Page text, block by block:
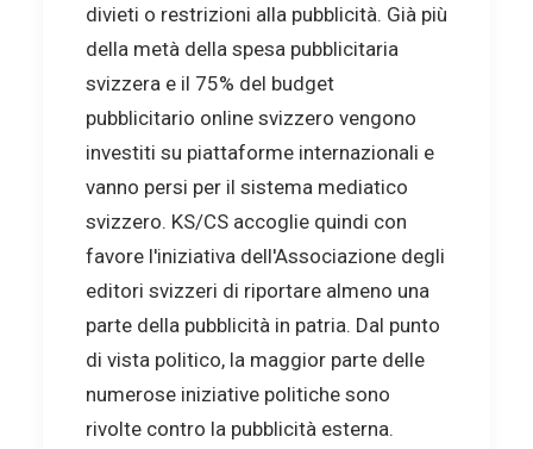
divieti o restrizioni alla pubblicità. Già più
della metà della spesa pubblicitaria
svizzera e il 75% del budget
pubblicitario online svizzero vengono
investiti su piattaforme internazionali e
vanno persi per il sistema mediatico
svizzero. KS/CS accoglie quindi con
favore l'iniziativa dell'Associazione degli
editori svizzeri di riportare almeno una
parte della pubblicità in patria. Dal punto
di vista politico, la maggior parte delle
numerose iniziative politiche sono
rivolte contro la pubblicità esterna.